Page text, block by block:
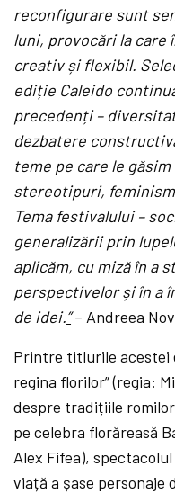
reconfigurare sunt
luni, provocări la care
creativ și flexibil.
ediție Caleido
precedenți –
dezbatere
teme pe care le
stereotipuri,
Tema festivalului –
generalizării prin
aplicăm, cu miză în a
perspectivelor și în a
de idei.”– Andreea
Printre titlurile acestei
regina florilor” (regia:
despre tradițiile
pe celebra florăreasă
Alex Fifea),
viață a șase personaje